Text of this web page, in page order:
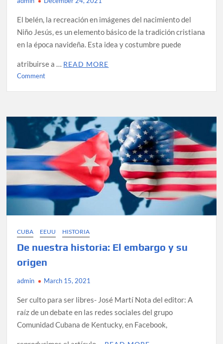
El belén, la recreación en imágenes del nacimiento del
Niño Jesús, es un elemento básico de la tradición cristiana
en la época navideña. Esta idea y costumbre puede
atribuirse a … READ MORE
Commenton
la
idea
del
Belén
de
Navidad?
CUBA EEUU HISTORIA
De nuestra historia: El embargo y su
origen
admin March 15, 2021
Ser culto para ser libres- José Martí Nota del editor: A
raíz de un debate en las redes sociales del grupo
Comunidad Cubana de Kentucky, en Facebook,